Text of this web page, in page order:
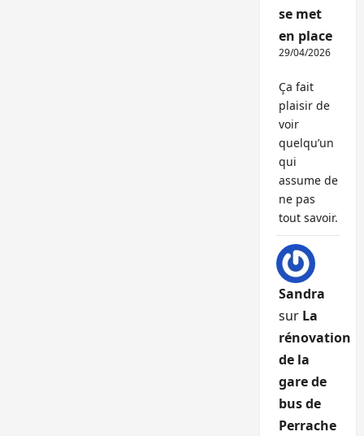
se met
en place
29/04/2026
Ça fait
plaisir de
voir
quelqu’un
qui
assume de
ne pas
tout savoir.
Sandra
sur La
rénovation
de la
gare de
bus de
Perrache